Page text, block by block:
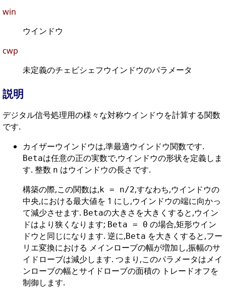
win
ウインドウ
cwp
未定義のチェビシェフウインドウのパラメータ
説明
デジタル信号処理用の様々な対称ウインドウを計算する関数
です.
カイザーウインドウは,準最適ウインドウ関数です.
Betaは任意の正の実数で,ウインドウの形状を定義しま
す. 整数 n はウインドウの長さです.
構築の際,この関数は, k = n/2,すなわち,ウインドウの
中央,における最大値を 1 にし,ウインドウの端に向かっ
て減少させます. Betaの大きさを大きくすると,ウイン
ドはより狭くなります; Beta = 0 の場合,矩形ウイン
ドウと同じになります. 逆に,Beta を大きくすると,フー
リエ変換における メインローブの幅が増加し,振幅のサ
イドローブは減少します. つまり,このパラメータはメイ
ンローブの幅とサイドローブの面積の トレードオフを
制御します.